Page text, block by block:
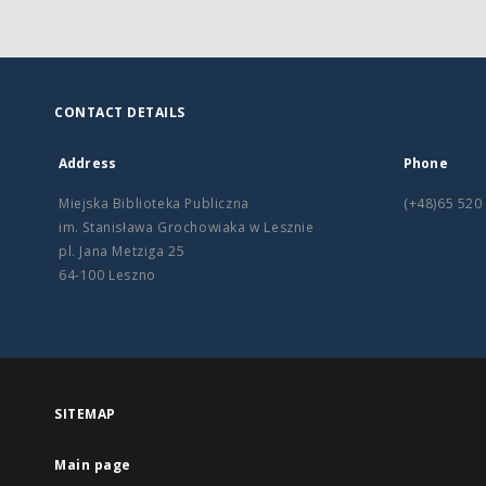
CONTACT DETAILS
Address
Miejska Biblioteka Publiczna
im. Stanisława Grochowiaka w Lesznie
pl. Jana Metziga 25
64-100 Leszno
Phone
(+48)65 520
SITEMAP
Main page